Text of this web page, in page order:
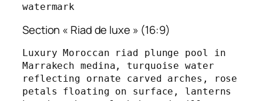
watermark
Section « Riad de luxe » (16:9)
Luxury Moroccan riad plunge pool in
Marrakech medina, turquoise water
reflecting ornate carved arches, rose
petals floating on surface, lanterns